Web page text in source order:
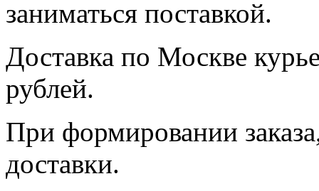
заниматься поставкой.
Доставка по Москве
рублей.
При формировании
доставки.